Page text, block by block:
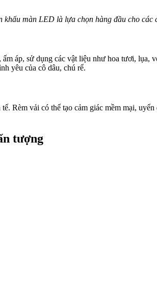
khấu màn LED là lựa chọn hàng đầu cho các
áp, sử dụng các vật liệu như hoa tươi, lụa,
yêu của cô dâu, chú rể.
Rèm vải có thể tạo cảm giác mềm mại,
tượng